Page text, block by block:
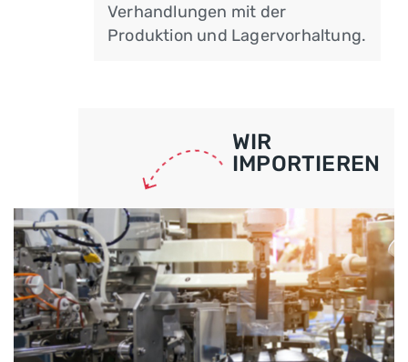
Verhandlungen mit der
Produktion und Lagervorhaltung.
WIR
IMPORTIEREN